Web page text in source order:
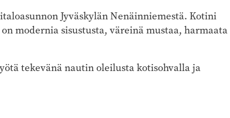
Jyväskylän Nenäinniemestä. Kotini
modernia sisustusta, väreinä mustaa, harmaata
tekevänä nautin oleilusta kotisohvalla ja